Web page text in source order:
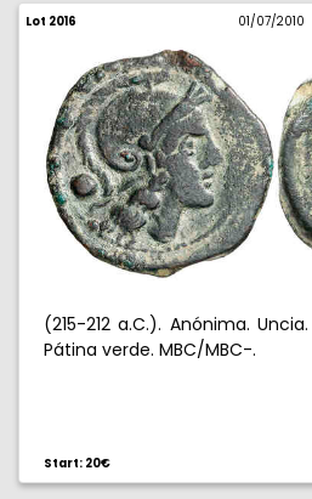
Lot 2016 01/07/2010
(215-212 a.C.). Anónima.
Pátina verde. MBC/MBC-.
Start: 20€